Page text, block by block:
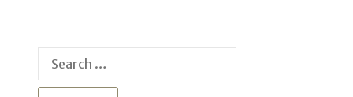
Search